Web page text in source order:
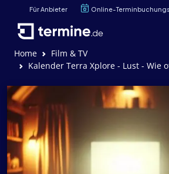
Für Anbieter Online-
Home
Film & TV
Kalender Terra Xplore - Lust - Wie